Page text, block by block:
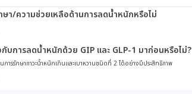
า/ความช่วยเหลือด้านการลดน้ำหนักหรือไม่
บการลดน้ำหนักด้วย GIP และ GLP-1 มาก่อนหรือไม่?
รรักษาภาวะน้ำหนักเกินและเบาหวานชนิดที่ 2 ได้อย่างมีประสิทธิภาพ